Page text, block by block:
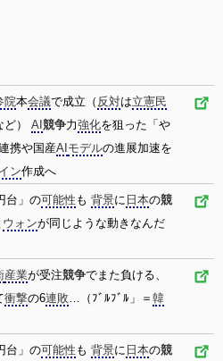
院本会議で成立（ 反対は立憲民
ど） AI 競争力強化を狙った「や
携や国産AI モデルの進展加速を
ン作成へ
台」の可能性 も 背景に 日本の競
ウォンが同じような動きなんだ
産業が受注競争でまた負ける、
衝撃の6連敗…（ﾌﾞﾙﾌﾞﾙ」＝ 韓
台」の可能性 も 背景に 日本の競